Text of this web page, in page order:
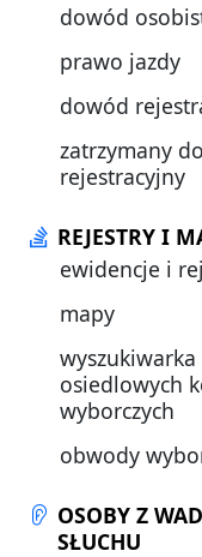
dowód
prawo jazdy
dowód
zatrzymany
rejestracyjny
REJESTRY I
ewidencje i
mapy
wyszukiwarka
osiedlowych
wyborczych
obwody
OSOBY Z
SŁUCHU